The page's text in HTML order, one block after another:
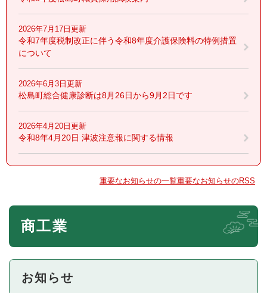
2026年7月17日更新
令和7年度税制改正に伴う令和8年度介護保険料の特例措置
について
2026年6月3日更新
松島町総合健康診断は8月26日から9月2日です
2026年4月20日更新
令和8年4月20日 津波注意報に関する情報
重要なお知らせの一覧重要なお知らせのRSS
本
商工業
お知らせ